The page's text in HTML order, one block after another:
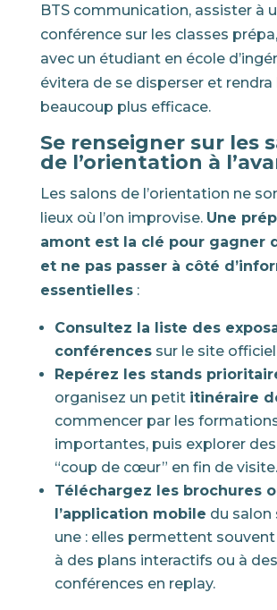
BTS communication, assister à
conférence sur les classes
avec un étudiant en école
évitera de se disperser et rendra
beaucoup plus efficace.
Se renseigner sur les
de l’orientation à
Les salons de l’orientation ne
lieux où l’on improvise. Une
amont est la clé pour gagner
et ne pas passer à côté
essentielles:
Consultez la liste des
conférencessur le site
Repérez les stands
organisez un petit itinéraire
commencer par les
importantes, puis explorer
“coup de cœur” en fin de visite.
Téléchargez les brochures
l’application mobile du salon
une : elles permettent souvent
à des plans interactifs ou à des
conférences en replay.